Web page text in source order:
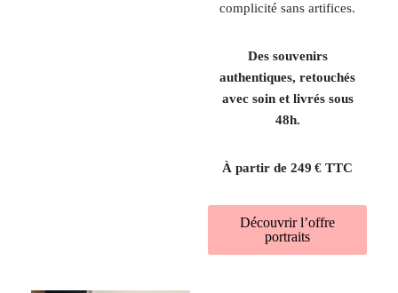
complicité sans artifices.
Des souvenirs
authentiques, retouchés
avec soin et livrés sous
48h.
À partir de 249 € TTC
Découvrir l’offre
portraits